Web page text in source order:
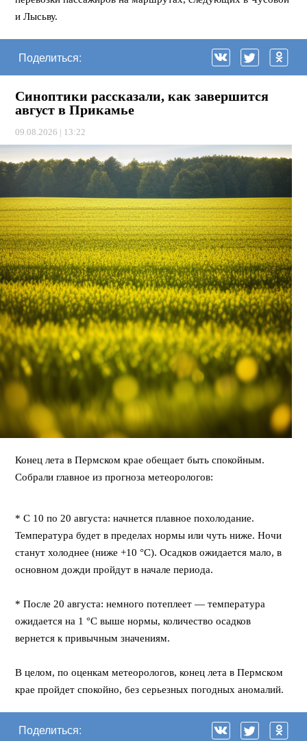
и Лысьву.
Поделиться:
Синоптики рассказали, как завершится
август в Прикамье
09.08.2026 | 13:22
Конец лета в Пермском крае обещает быть спокойным.
Собрали главное из прогноза метеорологов:
* С 10 по 20 августа: начнется плавное похолодание.
Температура будет в пределах нормы или чуть ниже. Ночи
станут холоднее (ниже +10 °C). Осадков ожидается мало, в
основном дожди пройдут в начале периода.
* После 20 августа: немного потеплеет — температура
ожидается на 1 °C выше нормы, количество осадков
вернется к привычным значениям.
В целом, по оценкам метеорологов, конец лета в Пермском
крае пройдет спокойно, без серьезных погодных аномалий.
Поделиться: